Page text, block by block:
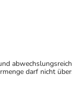
darf nicht